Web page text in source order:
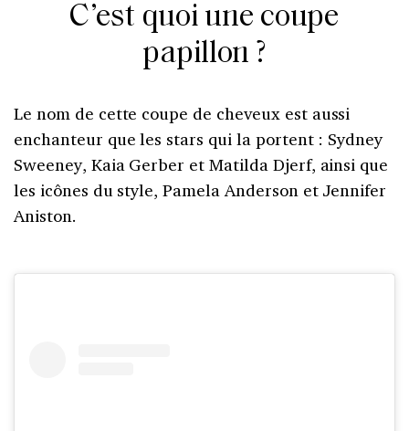
C’est quoi une coupe
papillon ?
Le nom de cette coupe de cheveux est aussi
enchanteur que les stars qui la portent : Sydney
Sweeney, Kaia Gerber et Matilda Djerf, ainsi que
les icônes du style, Pamela Anderson et Jennifer
Aniston.